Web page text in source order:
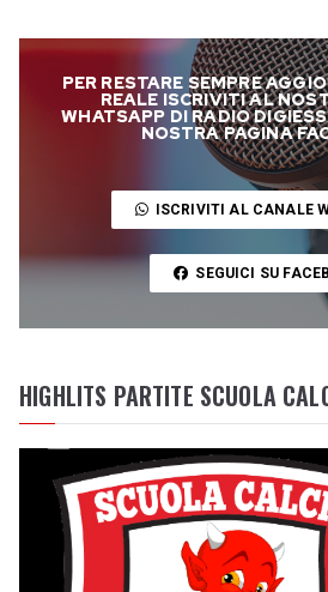
PER RESTARE SEMPRE
REALE ISCRIVITI AL
WHATSAPP DI RADIO
NOSTRA PAGINA
ISCRIVITI AL CANALE
SEGUICI SU
HIGHLITS PARTITE SCUOLA